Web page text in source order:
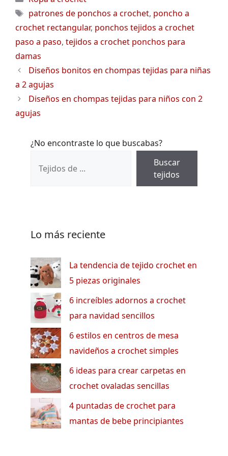
Etiquetas
patrones de ponchos a crochet, poncho a
crochet rectangular, ponchos tejidos a crochet
paso a paso, tejidos a crochet ponchos para
damas
Diseños bonitos en chompas tejidas para niñas
a 2 agujas
Diseños en chompas tejidas para niños con 2
agujas
¿No encontraste lo que buscabas?
Buscar
tejidos
Lo más reciente
La tendencia de tejido crochet en
5 piezas originales
6 increíbles adornos a crochet
para navidad sencillos
6 estilos en centros de mesa
navideños a crochet simples
6 ideas para crear carpetas en
crochet ovaladas sencillas
4 puntadas de crochet para
mantas de bebe principiantes